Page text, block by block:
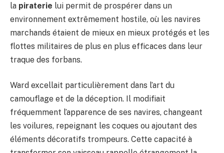
la piraterie lui permit de prospérer dans un
environnement extrêmement hostile, où les navires
marchands étaient de mieux en mieux protégés et les
flottes militaires de plus en plus efficaces dans leur
traque des forbans.
Ward excellait particulièrement dans l’art du
camouflage et de la déception. Il modifiait
fréquemment l’apparence de ses navires, changeant
les voilures, repeignant les coques ou ajoutant des
éléments décoratifs trompeurs. Cette capacité à